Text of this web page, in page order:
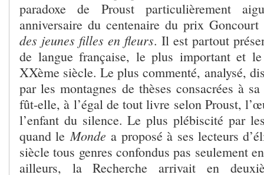
paradoxe de Proust particulièrement
anniversaire du centenaire du prix
des jeunes filles en fleurs. Il est partout
de langue française, le plus important et
XXème siècle. Le plus commenté, analysé,
par les montagnes de thèses consacrées à
fût-elle, à l’égal de tout livre selon Proust,
l’enfant du silence. Le plus plébiscité par
quand leMondea proposé à ses lecteurs
siècle tous genres confondus pas seulement
ailleurs, la Recherche arrivait en